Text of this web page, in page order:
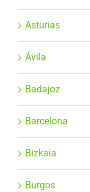
Asturias
Ávila
Badajoz
Barcelona
Bizkaia
Burgos